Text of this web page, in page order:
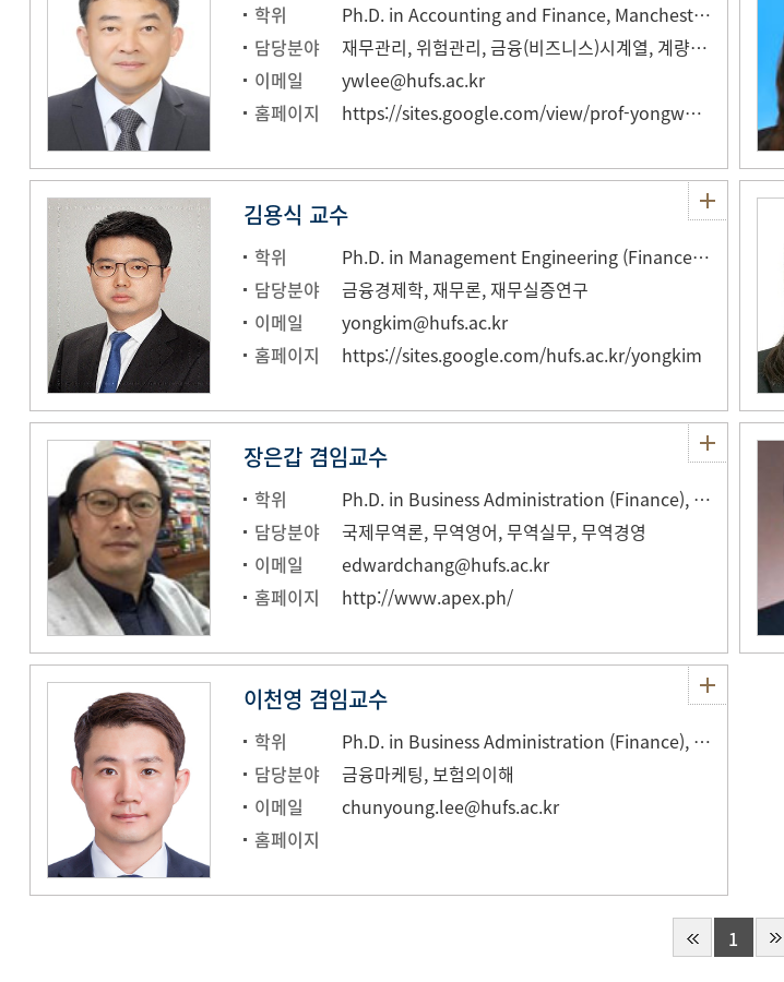
학위
Ph.D. in Accounting and Finance, Manchester Business School, Manchester, UK
담당분야
재무관리, 위험관리, 금융(비즈니스)시계열, 계량재무
이메일
ywlee@hufs.ac.kr
홈페이지
https://sites.google.com/view/prof-yongwoonglee/%ED%99%88
김용식 교수
학위
Ph.D. in Management Engineering (Finance), KAIST
담당분야
금융경제학, 재무론, 재무실증연구
이메일
yongkim@hufs.ac.kr
홈페이지
https://sites.google.com/hufs.ac.kr/yongkim
장은갑 겸임교수
학위
Ph.D. in Business Administration (Finance), HUFS
담당분야
국제무역론, 무역영어, 무역실무, 무역경영
이메일
edwardchang@hufs.ac.kr
홈페이지
http://www.apex.ph/
이천영 겸임교수
학위
Ph.D. in Business Administration (Finance), HUFS
담당분야
금융마케팅, 보험의이해
이메일
chunyoung.lee@hufs.ac.kr
홈페이지
1